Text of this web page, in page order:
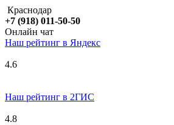
Краснодар
+7 (918) 011-50-50
Онлайн чат
Наш рейтинг в Яндекс
4.6
Наш рейтинг в 2ГИС
4.8